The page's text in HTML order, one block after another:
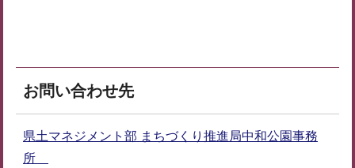
お問い合わせ先
県土マネジメント部 まちづくり推進局中和公園事務
所